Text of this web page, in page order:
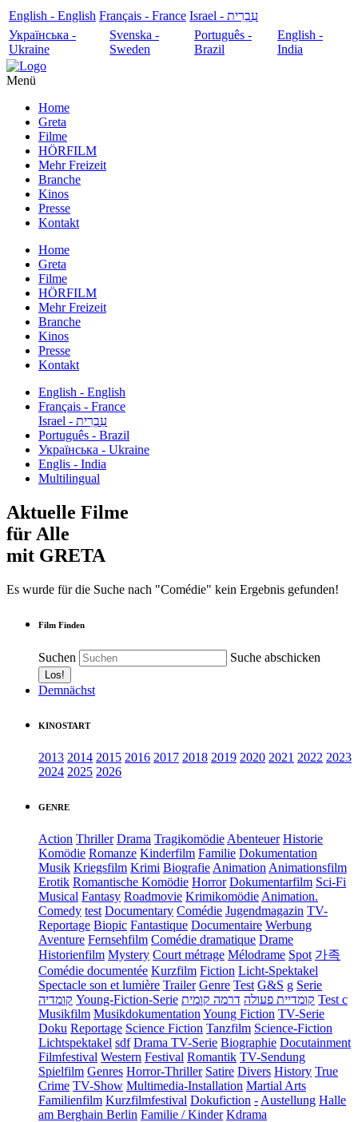
English - English Français - France
עִבְרִית - Israel
Українська -
Ukraine
Svenska -
Sweden
Português -
Brazil
English -
India
Menü
Home
Greta
Filme
HÖRFILM
Mehr Freizeit
Branche
Kinos
Presse
Kontakt
Home
Greta
Filme
HÖRFILM
Mehr Freizeit
Branche
Kinos
Presse
Kontakt
English - English
Français - France
עִבְרִית - Israel
Português - Brazil
Українська - Ukraine
Englis - India
Multilingual
Aktuelle Filme
für Alle
mit GRETA
Es wurde für die Suche nach "Comédie" kein Ergebnis gefunden!
Film Finden
Suchen Suche abschicken
Demnächst
KINOSTART
2013 2014 2015 2016 2017 2018 2019 2020 2021 2022 2023
2024 2025 2026
GENRE
Action Thriller Drama Tragikomödie Abenteuer Historie
Komödie Romanze Kinderfilm Familie Dokumentation
Musik Kriegsfilm Krimi Biografie Animation Animationsfilm
Erotik Romantische Komödie Horror Dokumentarfilm Sci-Fi
Musical Fantasy Roadmovie Krimikomödie Animation.
Comedy test Documentary Comédie Jugendmagazin TV-
Reportage Biopic Fantastique Documentaire Werbung
Aventure Fernsehfilm Comédie dramatique Drame
Historienfilm Mystery Court métrage Mélodrame Spot 가족
Comédie documentée Kurzfilm Fiction Licht-Spektakel
Spectacle son et lumière Trailer Genre Test G&S g Serie
קומדיה Young-Fiction-Serie קומדיית פעולה דרמה קומית
Test c
Musikfilm Musikdokumentation Young Fiction TV-Serie
Doku Reportage Science Fiction Tanzfilm Science-Fiction
Lichtspektakel sdf Drama TV-Serie Biographie Docutainment
Filmfestival Western Festival Romantik TV-Sendung
Spielfilm Genres Horror-Thriller Satire Divers History True
Crime TV-Show Multimedia-Installation Martial Arts
Familienfilm Kurzfilmfestival Dokufiction - Austellung Halle
am Berghain Berlin Familie / Kinder Kdrama